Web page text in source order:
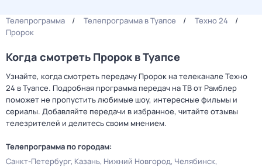
Телепрограмма Телепрограмма в Туапсе
Техно 24
Пророк
Когда смотреть Пророк в Туапсе
Узнайте, когда смотреть передачу Пророк на телеканале Техно
24 в Туапсе. Подробная программа передач на ТВ от Рамблер
поможет не пропустить любимые шоу, интересные фильмы и
сериалы. Добавляйте передачи в избранное, читайте отзывы
телезрителей и делитесь своим мнением.
Телепрограмма по городам:
Санкт-Петербург Казань Нижний Новгород Челябинск